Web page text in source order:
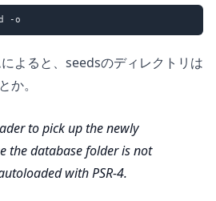
よると、seedsのディレクトリは
か。
to pick up the newly
the database folder is not
with PSR-4.